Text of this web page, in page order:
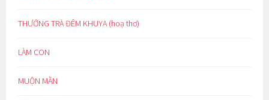
THƯỞNG TRÀ ĐÊM KHUYA (hoạ thơ)
LÀM CON
MUỘN MẰN